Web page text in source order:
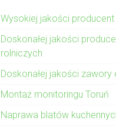
Wysokiej jakości
Doskonałej jakości
rolniczych
Doskonałej jakości
Montaż monitoringu Toruń
Naprawa blatów